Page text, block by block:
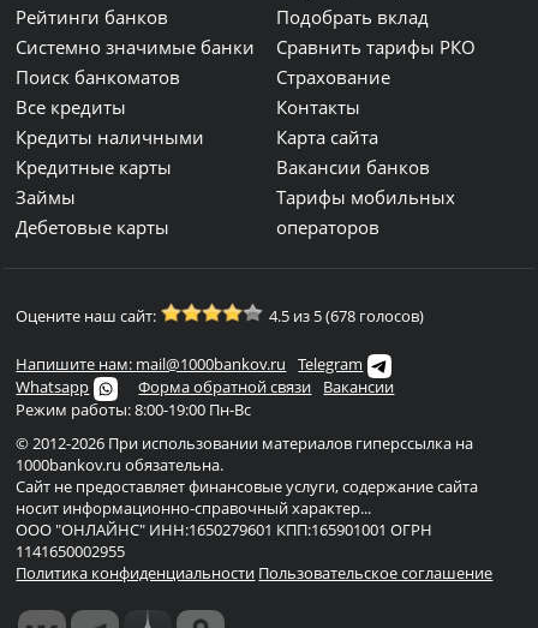
Рейтинги банков
Системно значимые банки
Поиск банкоматов
Все кредиты
Кредиты наличными
Кредитные карты
Займы
Дебетовые карты
Подобрать вклад
Сравнить тарифы РКО
Страхование
Контакты
Карта сайта
Вакансии банков
Тарифы мобильных
операторов
Оцените наш сайт: 4.5 из 5 (678 голосов)
Напишите нам: mail@1000bankov.ru
Telegram
Whatsapp
Форма обратной связи
Вакансии
Режим работы: 8:00-19:00 Пн-Вс
© 2012-2026 При использовании материалов гиперссылка на
1000bankov.ru обязательна.
Сайт не предоставляет финансовые услуги, содержание сайта
носит информационно-справочный характер...
ООО "ОНЛАЙНС" ИНН:1650279601 КПП:165901001 ОГРН
1141650002955
Политика конфиденциальности Пользовательское соглашение